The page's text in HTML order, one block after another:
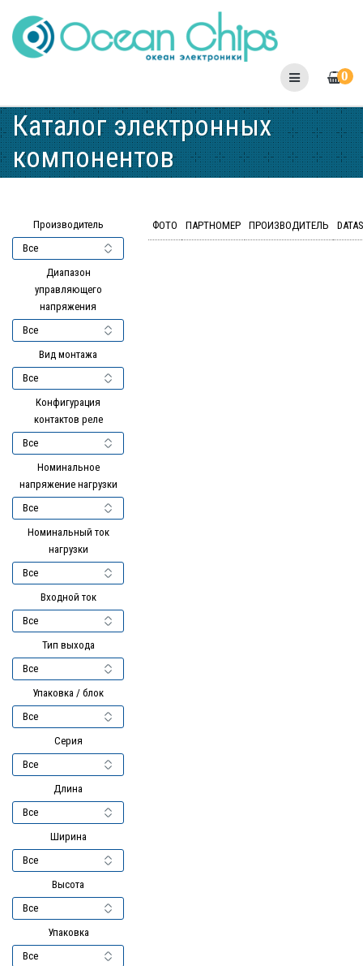
to
content
0
Каталог электронных
компонентов
Производитель
Диапазон
управляющего
напряжения
Вид монтажа
Конфигурация
контактов реле
Номинальное
напряжение нагрузки
Номинальный ток
нагрузки
Входной ток
Тип выхода
Упаковка / блок
Серия
Длина
Ширина
Высота
Упаковка
ФОТО ПАРТНОМЕР ПРОИЗВОДИТЕЛЬ